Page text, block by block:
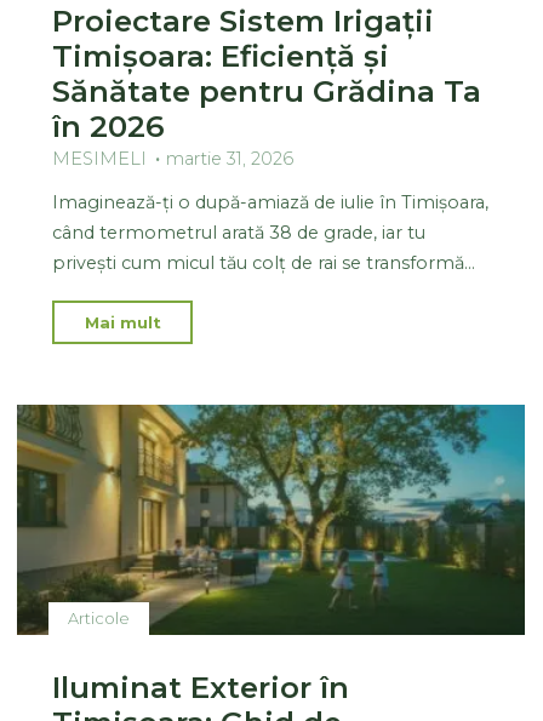
Proiectare Sistem Irigații
Timișoara: Eficiență și
Sănătate pentru Grădina Ta
în 2026
MESIMELI
martie 31, 2026
Imaginează-ți o după-amiază de iulie în Timișoara,
când termometrul arată 38 de grade, iar tu
privești cum micul tău colț de rai se transformă…
Mai mult
Articole
Iluminat Exterior în